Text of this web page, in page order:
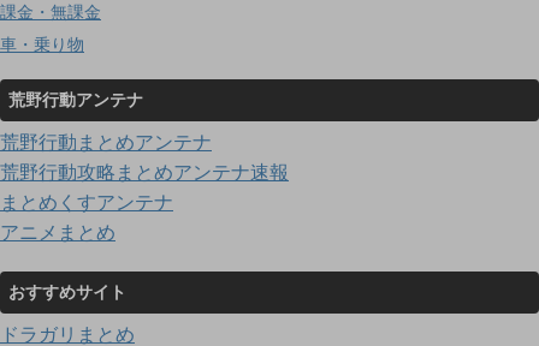
課金・無課金
車・乗り物
荒野行動アンテナ
荒野行動まとめアンテナ
荒野行動攻略まとめアンテナ速報
まとめくすアンテナ
アニメまとめ
おすすめサイト
ドラガリまとめ